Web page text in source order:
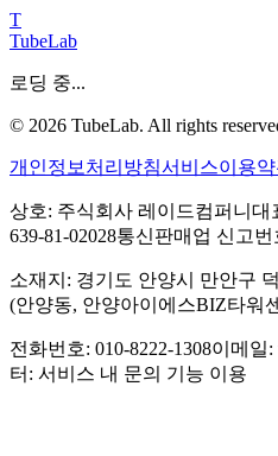
T
TubeLab
로딩 중...
© 2026 TubeLab. All rights
개인정보처리방침서비스이용
상호: 주식회사 레이드컴퍼니 대
639-81-02028통신판매업 신고번
소재지: 경기도 안양시 만안구
(안양동, 안양아이에스BIZ타워
전화번호: 010-8222-1308이메일:
터: 서비스 내 문의 기능 이용